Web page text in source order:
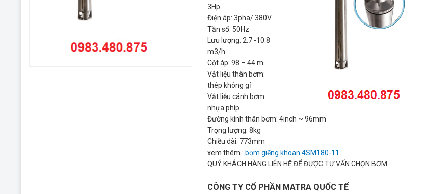
3Hp
Điện áp: 3pha/ 380V
Tần số: 50Hz
Lưu lượng: 2.7 -10.8
m3/h
Cột áp: 98 – 44 m
Vật liệu thân bơm:
thép không gỉ
Vật liệu cánh bơm:
nhựa phíp
Đường kính thân bơm: 4inch ~ 96mm
Trọng lượng: 8kg
Chiều dài: 773mm
xem thêm : bơm giếng khoan 4SM180-11
QUÝ KHÁCH HÀNG LIÊN HỆ ĐỂ ĐƯỢC TƯ VẤN CHỌN BƠM
CÔNG TY CỔ PHẦN MATRA QUỐC TẾ